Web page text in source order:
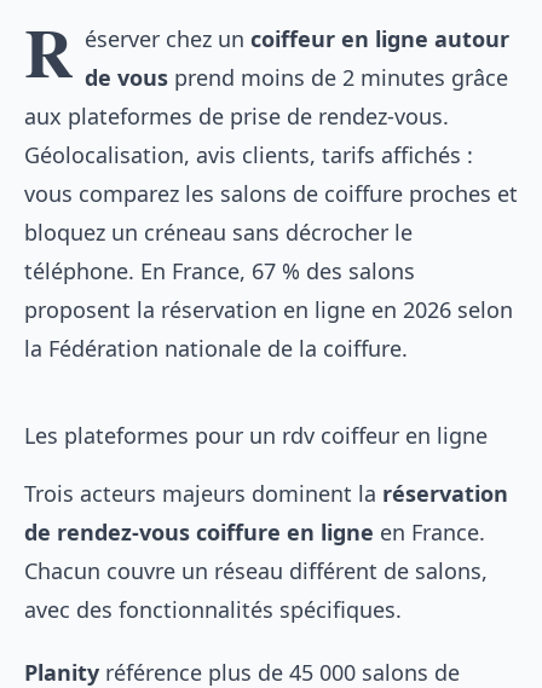
R éserver chez un coiffeur en ligne autour
de vousprend moins de 2 minutes grâce
aux plateformes de prise de rendez-vous.
Géolocalisation, avis clients, tarifs affichés :
vous comparez les salons de coiffure proches et
bloquez un créneau sans décrocher le
téléphone. En France, 67 % des salons
proposent la réservation en ligne en 2026 selon
la Fédération nationale de la coiffure.
Les plateformes pour un rdv coiffeur en ligne
Trois acteurs majeurs dominent la réservation
de rendez-vous coiffure en ligne en France.
Chacun couvre un réseau différent de salons,
avec des fonctionnalités spécifiques.
Planity référence plus de 45 000 salons de